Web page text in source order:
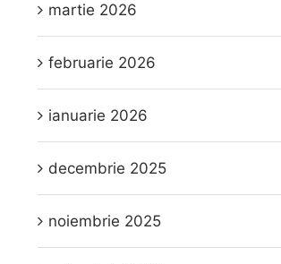
martie 2026
februarie 2026
ianuarie 2026
decembrie 2025
noiembrie 2025